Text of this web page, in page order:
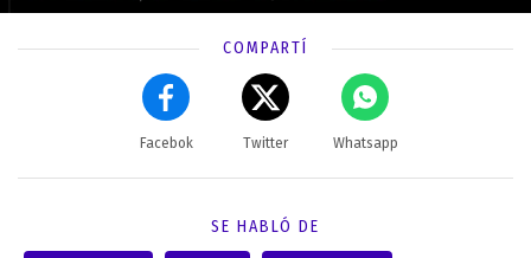
COMPARTÍ
Facebok Twitter Whatsapp
SE HABLÓ DE